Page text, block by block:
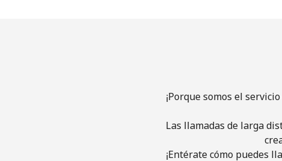
¡Porque somos el
Las llamadas de larga
¡Entérate cómo puedes